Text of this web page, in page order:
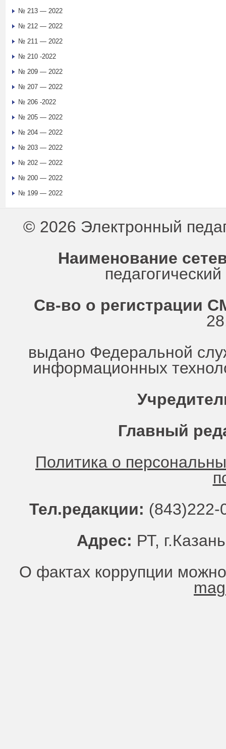
№ 213 — 2022
№ 212 — 2022
№ 211 — 2022
№ 210 -2022
№ 209 — 2022
№ 207 — 2022
№ 206 -2022
№ 205 — 2022
№ 204 — 2022
№ 203 — 2022
№ 202 — 2022
№ 200 — 2022
№ 199 — 2022
© 2026 Электронный
Наименование
Св-во о регистрации
выдано Федеральной
информационных
Главный
Политика о
Тел.редакции:
Адрес: РТ,
О фактах коррупции